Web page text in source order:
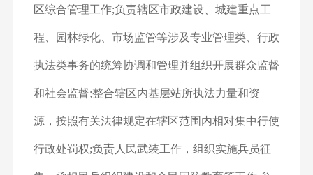
区综合管理工作;负责辖区市政建设、城建重点工
程、园林绿化、市场监管等涉及专业管理类、行政
执法类事务的统筹协调和管理并组织开展群众监督
和社会监督;整合辖区内基层站所执法力量和资
源，按照有关法律规定在辖区范围内相对集中行使
行政处罚权;负责人民武装工作，组织实施兵员征